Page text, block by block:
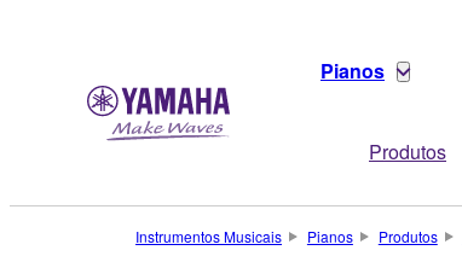
Pianos
Produtos
Instrumentos Musicais Pianos Produtos